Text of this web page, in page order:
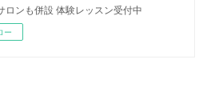
ロンも併設 体験レッスン受付中
ー